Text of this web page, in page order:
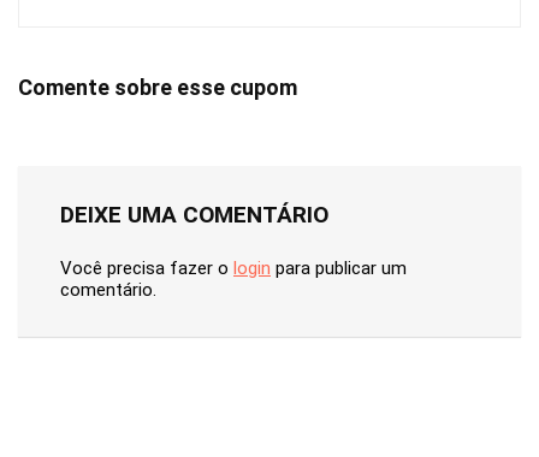
Comente sobre esse cupom
DEIXE UMA COMENTÁRIO
Você precisa fazer o login para publicar um
comentário.